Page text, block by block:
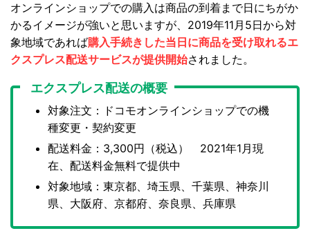
オンラインショップでの購入は商品の到着まで日にちがか
かるイメージが強いと思いますが、2019年11月5日から対
象地域であれば購入手続きした当日に商品を受け取れるエ
クスプレス配送サービスが提供開始されました。
エクスプレス配送の概要
対象注文：ドコモオンラインショップでの機
種変更・契約変更
配送料金：3,300円（税込） 2021年1月現
在、配送料金無料で提供中
対象地域：東京都、埼玉県、千葉県、神奈川
県、大阪府、京都府、奈良県、兵庫県